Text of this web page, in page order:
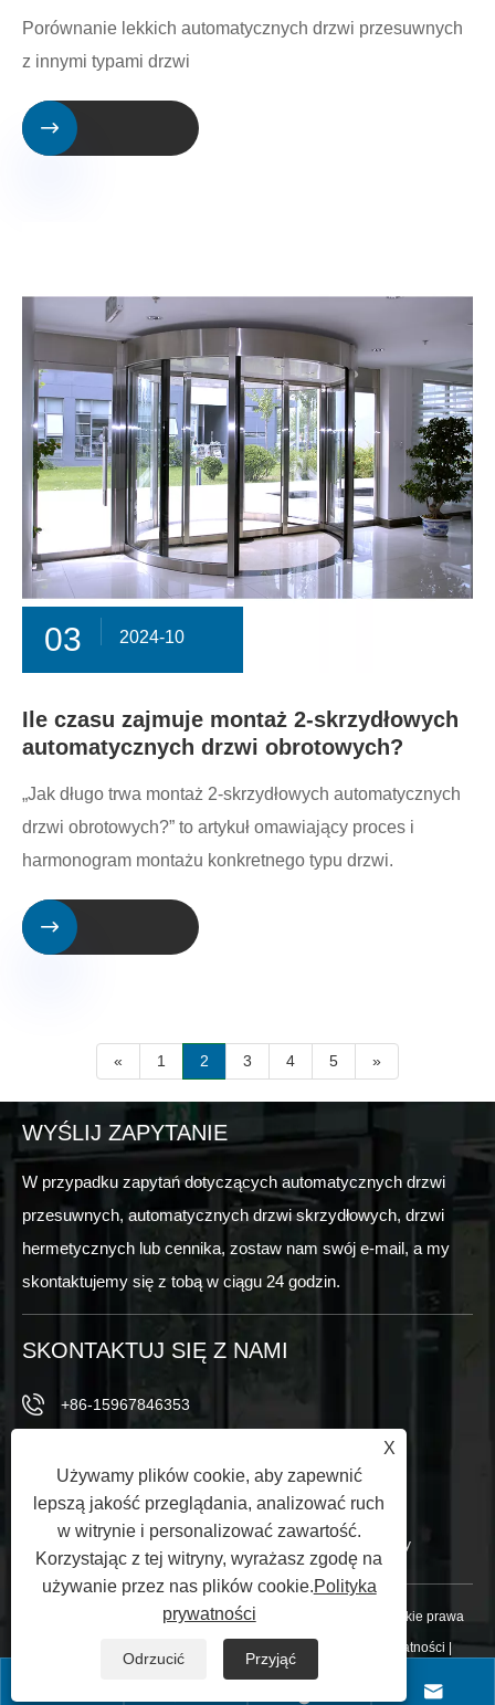
Porównanie lekkich automatycznych drzwi przesuwnych
z innymi typami drzwi

03 2024-10
Ile czasu zajmuje montaż 2-skrzydłowych
automatycznych drzwi obrotowych?
„Jak długo trwa montaż 2-skrzydłowych automatycznych
drzwi obrotowych?” to artykuł omawiający proces i
harmonogram montażu konkretnego typu drzwi.

« 1 2 3 4 5 »
WYŚLIJ ZAPYTANIE
W przypadku zapytań dotyczących automatycznych drzwi
przesuwnych, automatycznych drzwi skrzydłowych, drzwi
hermetycznych lub cennika, zostaw nam swój e-mail, a my
skontaktujemy się z tobą w ciągu 24 godzin.
SKONTAKTUJ SIĘ Z NAMI
+86-15967846353
info@vezedoors.com
W parku branżowym, miasto Hemudi, biuro, Chiny
Copyright © 2024 Ningbo Veze Automatic Door Co., Ltd. Wszelkie prawa
Sitemap | Polityka prywatności |

X
Używamy plików cookie, aby zapewnić
lepszą jakość przeglądania, analizować ruch
w witrynie i personalizować zawartość.
Korzystając z tej witryny, wyrażasz zgodę na
używanie przez nas plików cookie.Polityka
prywatności
Odrzucić Przyjąć